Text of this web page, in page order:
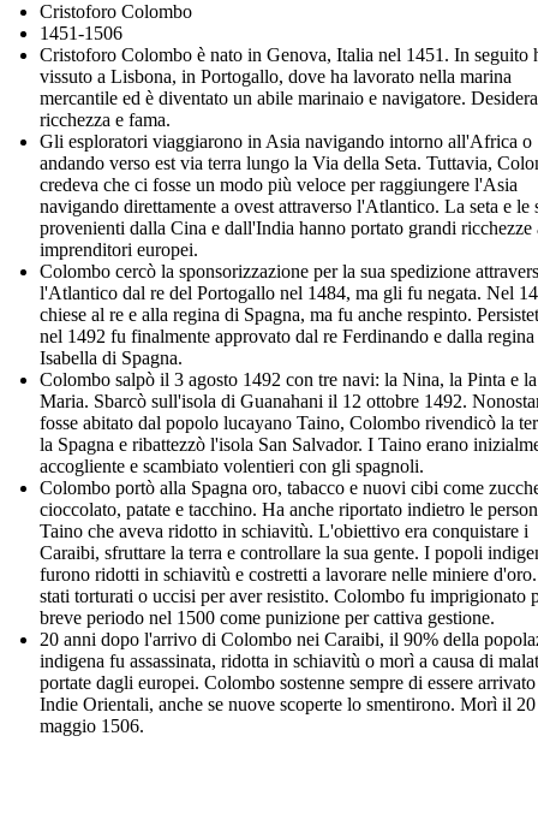
Cristoforo Colombo
1451-1506
Cristoforo Colombo è nato in Genova, Italia nel 1451. In seguito
vissuto a Lisbona, in Portogallo, dove ha lavorato nella marina
mercantile ed è diventato un abile marinaio e navigatore.
ricchezza e fama.
Gli esploratori viaggiarono in Asia navigando intorno all'Africa o
andando verso est via terra lungo la Via della Seta. Tuttavia,
credeva che ci fosse un modo più veloce per raggiungere l'Asia
navigando direttamente a ovest attraverso l'Atlantico. La seta e le
provenienti dalla Cina e dall'India hanno portato grandi ricchezze
imprenditori europei.
Colombo cercò la sponsorizzazione per la sua spedizione
l'Atlantico dal re del Portogallo nel 1484, ma gli fu negata. Nel
chiese al re e alla regina di Spagna, ma fu anche respinto.
nel 1492 fu finalmente approvato dal re Ferdinando e dalla regina
Isabella di Spagna.
Colombo salpò il 3 agosto 1492 con tre navi: la Nina, la Pinta e
Maria. Sbarcò sull'isola di Guanahani il 12 ottobre 1492.
fosse abitato dal popolo lucayano Taino, Colombo rivendicò la
la Spagna e ribattezzò l'isola San Salvador. I Taino erano
accogliente e scambiato volentieri con gli spagnoli.
Colombo portò alla Spagna oro, tabacco e nuovi cibi come
cioccolato, patate e tacchino. Ha anche riportato indietro le
Taino che aveva ridotto in schiavitù. L'obiettivo era conquistare i
Caraibi, sfruttare la terra e controllare la sua gente. I popoli
furono ridotti in schiavitù e costretti a lavorare nelle miniere
stati torturati o uccisi per aver resistito. Colombo fu imprigionato
breve periodo nel 1500 come punizione per cattiva gestione.
20 anni dopo l'arrivo di Colombo nei Caraibi, il 90% della
indigena fu assassinata, ridotta in schiavitù o morì a causa di
portate dagli europei. Colombo sostenne sempre di essere
Indie Orientali, anche se nuove scoperte lo smentirono. Morì il 20
maggio 1506.